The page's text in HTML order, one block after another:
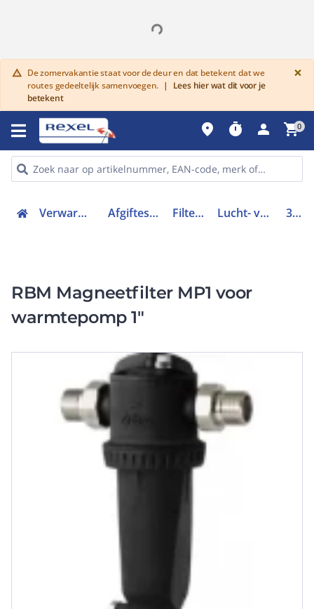
warning De zomervakantie staat voor de deur en dat betekent dat we
routes gedeeltelijk samenvoegen. |
Lees hier wat dit voor je
betekent
×
place timer person shopping_cart0
Verwarmen, Koelen en Ventileren Afgiftesysteem en appendages Filters en afscheiders Lucht- vuilafscheider CV / koeling 36990600
RBM Magneetfilter MP1 voor
warmtepomp 1"